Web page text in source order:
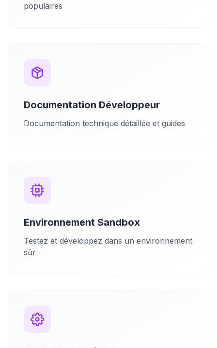
populaires
Documentation Développeur
Documentation technique détaillée et guides
Environnement Sandbox
Testez et développez dans un environnement
sûr